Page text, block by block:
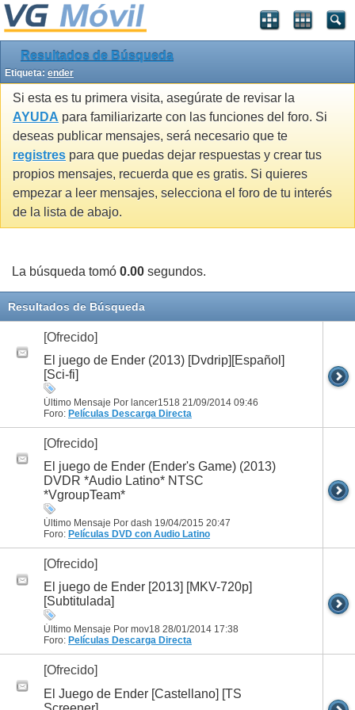
Resultados de Búsqueda
Etiqueta: ender
Si esta es tu primera visita, asegúrate de revisar la
AYUDA para familiarizarte con las funciones del foro. Si
deseas publicar mensajes, será necesario que te
registres para que puedas dejar respuestas y crear tus
propios mensajes, recuerda que es gratis. Si quieres
empezar a leer mensajes, selecciona el foro de tu interés
de la lista de abajo.
La búsqueda tomó 0.00 segundos.
Resultados de Búsqueda
[Ofrecido]
El juego de Ender (2013) [Dvdrip][Español]
[Sci-fi]
Último Mensaje Por lancer1518 21/09/2014 09:46
Foro: Películas Descarga Directa
[Ofrecido]
El juego de Ender (Ender's Game) (2013)
DVDR *Audio Latino* NTSC
*VgroupTeam*
Último Mensaje Por dash 19/04/2015 20:47
Foro: Películas DVD con Audio Latino
[Ofrecido]
El juego de Ender [2013] [MKV-720p]
[Subtitulada]
Último Mensaje Por mov18 28/01/2014 17:38
Foro: Películas Descarga Directa
[Ofrecido]
El Juego de Ender [Castellano] [TS